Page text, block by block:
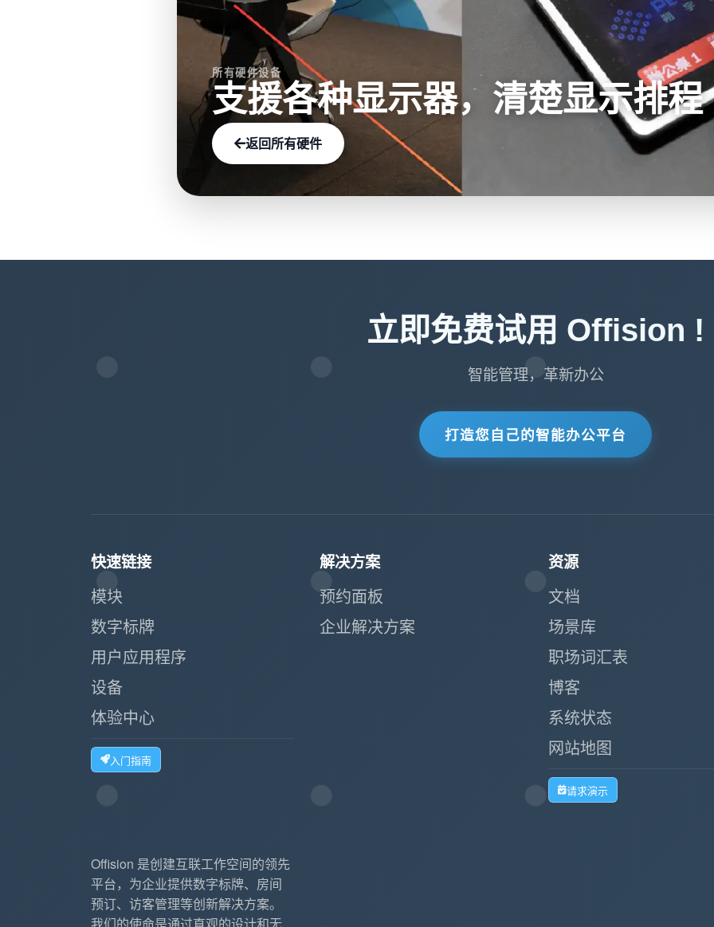
所有硬件设备
支援各种显示器，清楚显示排程
返回所有硬件
立即免费试用 Offision !
智能管理，革新办公
打造您自己的智能办公平台
快速链接
模块
数字标牌
用户应用程序
设备
体验中心
入门指南
解决方案
预约面板
企业解决方案
资源
文档
场景库
职场词汇表
博客
系统状态
网站地图
请求演示
Offision 是创建互联工作空间的领先
平台，为企业提供数字标牌、房间
预订、访客管理等创新解决方案。